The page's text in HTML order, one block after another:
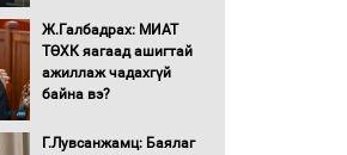
Засгийн газрын ээлжит
хуралдаан болж байна
Ж.Галбадрах: МИАТ
ТӨХК яагаад ашигтай
ажиллаж чадахгүй
байна вэ?
Г.Лувсанжамц: Баялаг